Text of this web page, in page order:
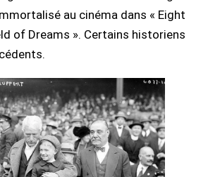
au cinéma dans « Eight
of Dreams ». Certains historiens